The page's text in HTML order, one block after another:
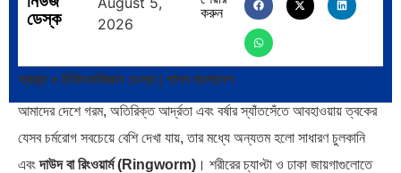
ব্রাজিল ও আর্জেন্টিনার কালো অধ্যায়:… পূর্ব ইউরোপ বনাম তুরস্ক: শত…
পৃথিবীতে বর্তমানে মোট দেশের সংখ্যা…
এশিয়ান সেঞ্চুরির দ্বৈরথ: চীন-ভারতের
বৈশ্বিক…
ডেস্ক
2026
করুন
স্বাস্থ্য ও চিকিৎসাবিজ্ঞান ডেস্ক | পালস বাংলাদেশ
আমাদের দেশে গরম, অতিরিক্ত আর্দ্রতা এবং বর্ষার স্যাঁতসেঁতে আবহাওয়ায় ত্বকের
যেসব চর্মরোগ সবচেয়ে বেশি দেখা যায়, তার মধ্যে অন্যতম হলো সাধারণ চুলকানি
এবংদাউদ বা রিংওয়ার্ম (Ringworm) । শরীরের চ্যাপ্টা ও ঢাকা জায়গাগুলোতে